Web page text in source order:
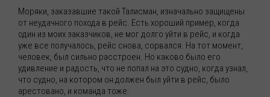
Моряки, заказавшие такой Талисман, изначально защищены
от неудачного похода в рейс. Есть хороший пример, когда
один из моих заказчиков, не мог долго уйти в рейс, и когда
уже все получалось, рейс снова, сорвался. На тот момент,
человек, был сильно расстроен. Но каково было его
удивление и радость, что не попал на это судно, когда узнал,
что судно, на котором он должен был уйти в рейс, было
арестовано, и команда тоже.